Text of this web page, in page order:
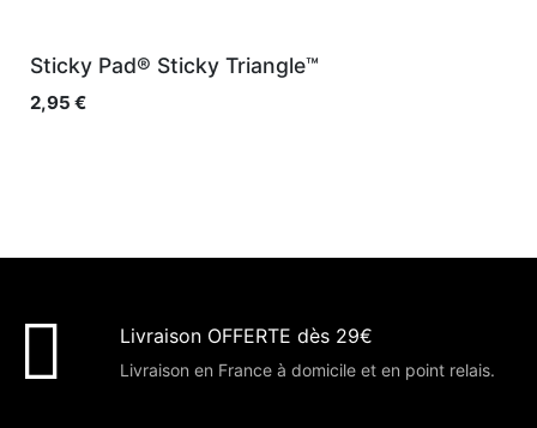
Sticky Pad® Sticky Triangle™
2,95 €
Livraison OFFERTE dès 29€
Livraison en France à domicile et en point relais.